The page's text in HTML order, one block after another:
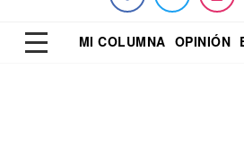
MI COLUMNA OPINIÓN